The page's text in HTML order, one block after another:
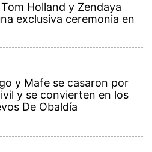
Holland y Zendaya
exclusiva ceremonia en
y Mafe se casaron por
y se convierten en los
De Obaldía